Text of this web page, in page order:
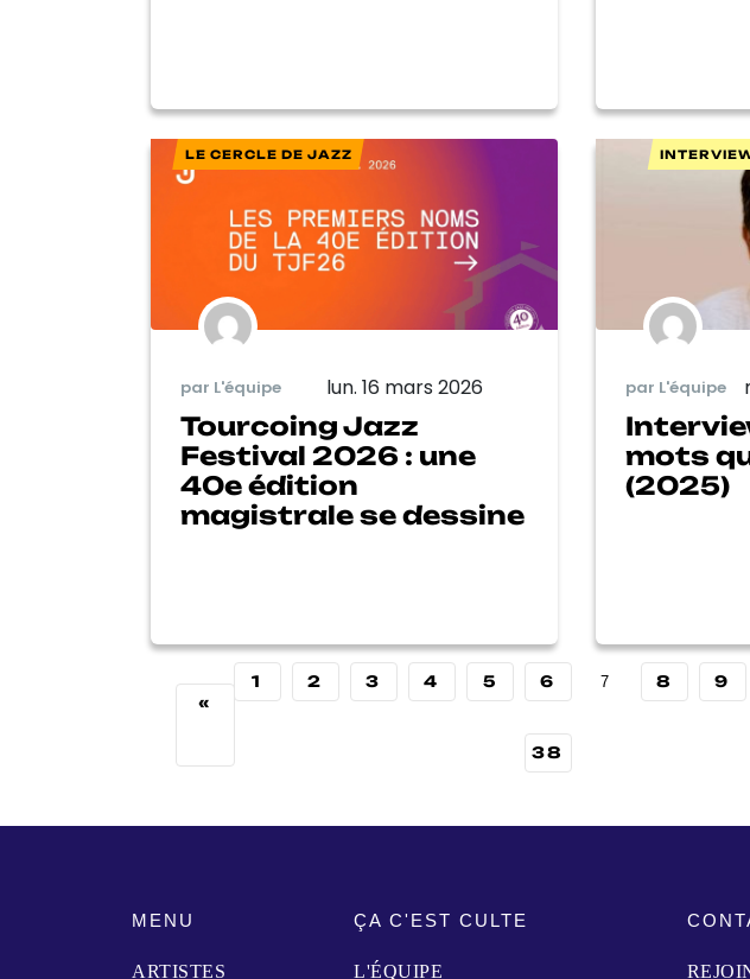
LE CERCLE DE JAZZ
par L'équipe lun. 16 mars 2026
Tourcoing Jazz
Festival 2026 : une
40e édition
magistrale se dessine
par L'équipe
mots
(2025)
«
1 2 3 4 5 6 7 8 9
38
MENU
ARTISTES
ÇA C'EST CULTE
L'ÉQUIPE